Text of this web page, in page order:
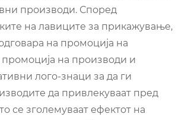
производи. Според
на лавиците за прикажување,
на промоција на
на производи и
лого-знаци за да ги
да привлекуваат пред
се зголемуваат ефектот на